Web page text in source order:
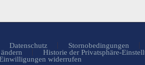
Datenschutz Stornobedingungen
Historie der Privatsphäre-
widerrufen